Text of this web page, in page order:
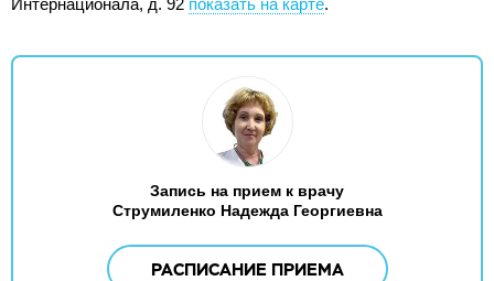
Интернационала, д. 92 показать на карте.
Запись на прием к врачу
Струмиленко Надежда Георгиевна
РАСПИСАНИЕ ПРИЕМА